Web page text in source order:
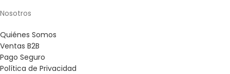
Nosotros
Quiénes Somos
Ventas B2B
Pago Seguro
Política de Privacidad